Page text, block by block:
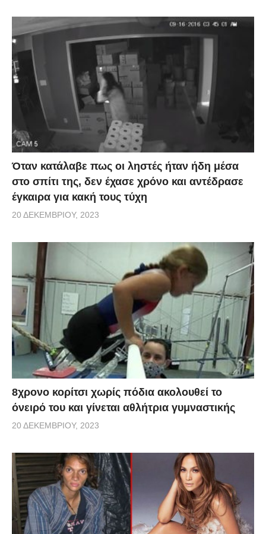
Όταν κατάλαβε πως οι ληστές ήταν ήδη μέσα
στο σπίτι της, δεν έχασε χρόνο και αντέδρασε
έγκαιρα για κακή τους τύχη
20 ΔΕΚΕΜΒΡΊΟΥ, 2023
8χρονο κορίτσι χωρίς πόδια ακολουθεί το
όνειρό του και γίνεται αθλήτρια γυμναστικής
20 ΔΕΚΕΜΒΡΊΟΥ, 2023